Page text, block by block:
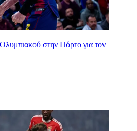
στην Πόρτο για τον